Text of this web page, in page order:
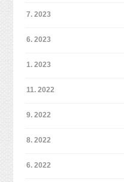
これ撮りたいママ、
7. 2023
6. 2023
1. 2023
11. 2022
9. 2022
8. 2022
6. 2022